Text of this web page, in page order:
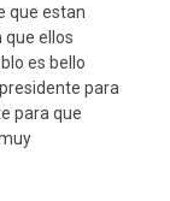
que estan
que ellos
es bello
para
para que